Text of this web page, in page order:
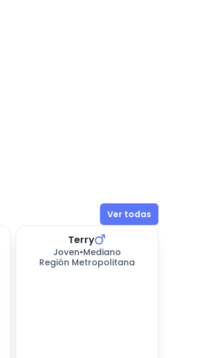
Ver todas
Terry
Joven•Mediano
Región Metropolitana